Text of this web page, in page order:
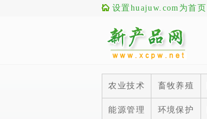
设置huajuw.com为首页
农业技术 畜牧养殖
能源管理 环境保护